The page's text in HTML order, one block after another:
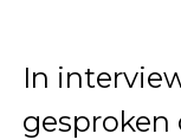
In
gesproken